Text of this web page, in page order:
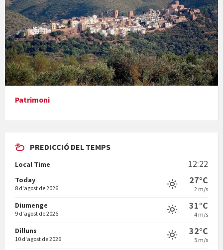
Presentació del llibre &quot;La mare&quot;, d'Emma Zafon
En Bum
Vermuts a la Font. Hit parit
Patrimoni
PREDICCIÓ DEL TEMPS
Local Time 12:22
Today
8 d'agost de 2026
27°C
2 m/s
Diumenge
9 d'agost de 2026
31°C
4 m/s
Dilluns
10 d'agost de 2026
32°C
5 m/s